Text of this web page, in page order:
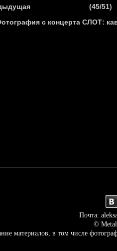
(45/51)
Почта:
©
материалов, в том числе